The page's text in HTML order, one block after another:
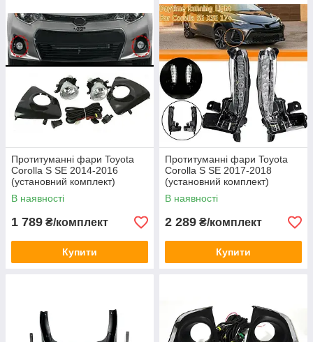
Протитуманні фари Toyota
Corolla S SE 2014-2016
(установний комплект)
В наявності
1 789 ₴/комплект
Купити
Протитуманні фари Toyota
Corolla S SE 2017-2018
(установний комплект)
В наявності
2 289 ₴/комплект
Купити